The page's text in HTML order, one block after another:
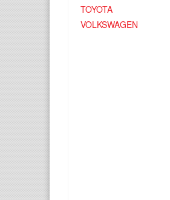
TOYOTA
VOLKSWAGEN